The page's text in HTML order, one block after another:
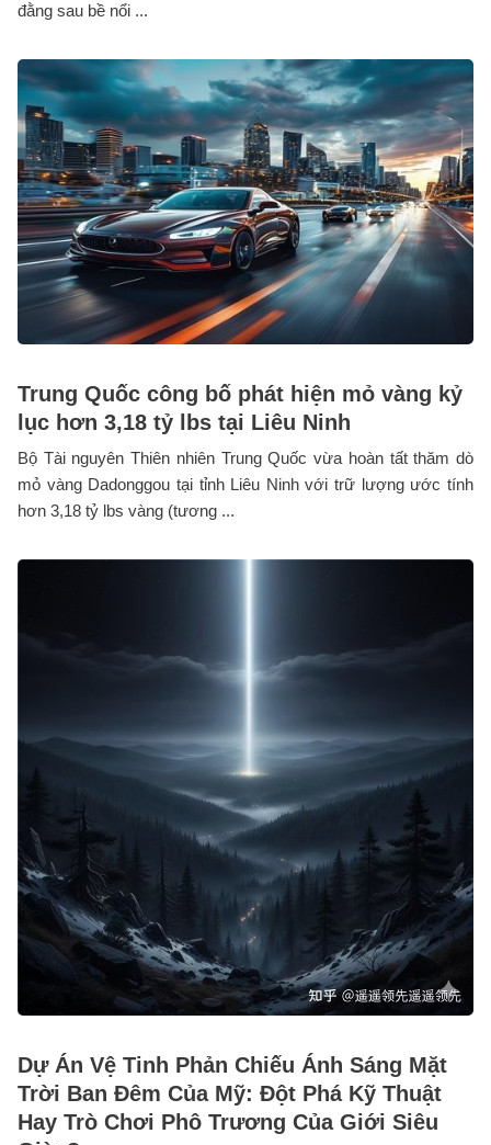
đằng sau bề nổi ...
Trung Quốc công bố phát hiện mỏ vàng kỷ
lục hơn 3,18 tỷ lbs tại Liêu Ninh
Bộ Tài nguyên Thiên nhiên Trung Quốc vừa hoàn tất thăm dò
mỏ vàng Dadonggou tại tỉnh Liêu Ninh với trữ lượng ước tính
hơn 3,18 tỷ lbs vàng (tương ...
Dự Án Vệ Tinh Phản Chiếu Ánh Sáng Mặt
Trời Ban Đêm Của Mỹ: Đột Phá Kỹ Thuật
Hay Trò Chơi Phô Trương Của Giới Siêu